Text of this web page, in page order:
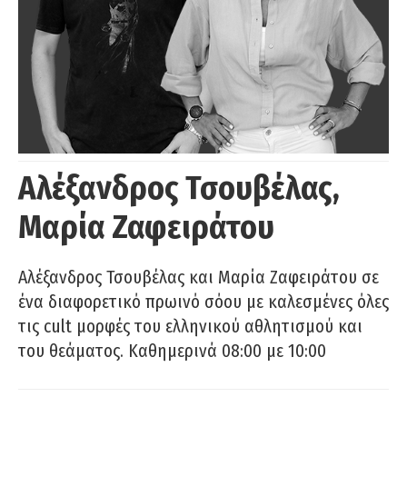
Αλέξανδρος Τσουβέλας,
Μαρία Ζαφειράτου
Αλέξανδρος Τσουβέλας και Μαρία Ζαφειράτου σε
ένα διαφορετικό πρωινό σόου με καλεσμένες όλες
τις cult μορφές του ελληνικού αθλητισμού και
του θεάματος. Καθημερινά 08:00 με 10:00